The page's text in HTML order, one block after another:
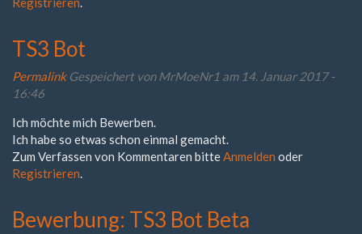
TS3 Bot
Permalink Gespeichert vonMrMoeNr1 am 14. Januar 2017 -
16:46
Ich möchte mich Bewerben.
Ich habe so etwas schon einmal gemacht.
Zum Verfassen von Kommentaren bitteAnmelden oder
Registrieren.
Bewerbung: TS3 Bot Beta